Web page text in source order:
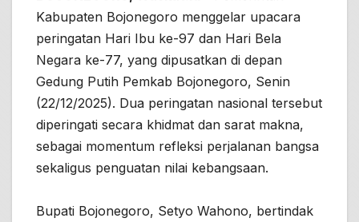
Kabupaten Bojonegoro menggelar upacara
peringatan Hari Ibu ke-97 dan Hari Bela
Negara ke-77, yang dipusatkan di depan
Gedung Putih Pemkab Bojonegoro, Senin
(22/12/2025). Dua peringatan nasional tersebut
diperingati secara khidmat dan sarat makna,
sebagai momentum refleksi perjalanan bangsa
sekaligus penguatan nilai kebangsaan.
Bupati Bojonegoro, Setyo Wahono, bertindak